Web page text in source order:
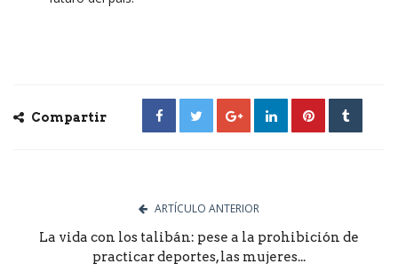
Compartir
ARTÍCULO ANTERIOR
La vida con los talibán: pese a la prohibición de
practicar deportes, las mujeres...